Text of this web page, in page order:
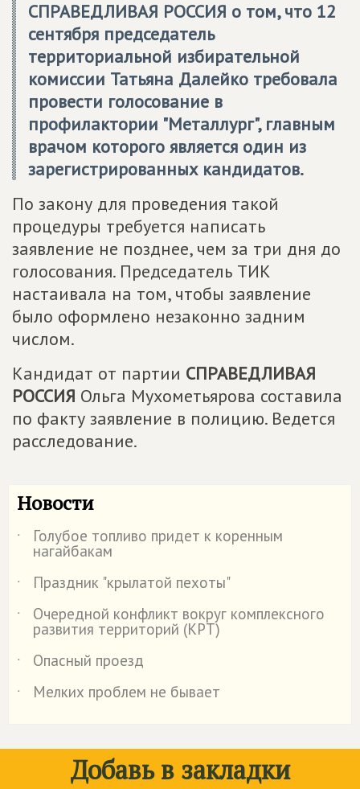
СПРАВЕДЛИВАЯ РОССИЯ о том, что 12
сентября председатель
территориальной избирательной
комиссии Татьяна Далейко требовала
провести голосование в
профилактории "Металлург", главным
врачом которого является один из
зарегистрированных кандидатов.
По закону для проведения такой
процедуры требуется написать
заявление не позднее, чем за три дня до
голосования. Председатель ТИК
настаивала на том, чтобы заявление
было оформлено незаконно задним
числом.
Кандидат от партии СПРАВЕДЛИВАЯ
РОССИЯ Ольга Мухометьярова составила
по факту заявление в полицию. Ведется
расследование.
Новости
˙ Голубое топливо придет к коренным
нагайбакам
˙
Праздник "крылатой пехоты"
˙
Очередной конфликт вокруг комплексного
развития территорий (КРТ)
˙
Опасный проезд
˙
Мелких проблем не бывает
Добавь в закладки